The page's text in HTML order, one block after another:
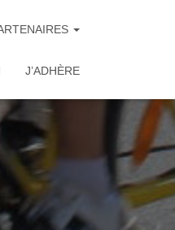
J’ADHÈRE